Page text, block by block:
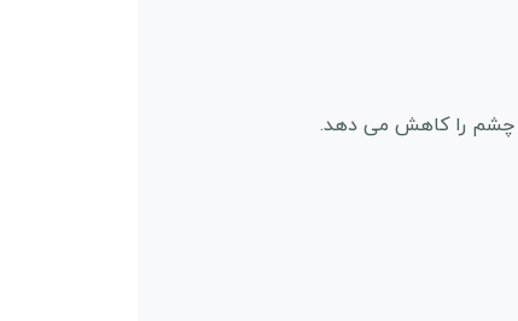
چشم را کاهش می دهد.